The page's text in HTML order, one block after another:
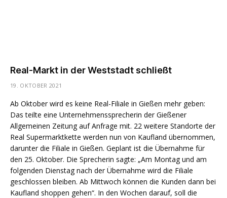
Real-Markt in der Weststadt schließt
19. OKTOBER 2021
Ab Oktober wird es keine Real-Filiale in Gießen mehr geben:
Das teilte eine Unternehmenssprecherin der Gießener
Allgemeinen Zeitung auf Anfrage mit. 22 weitere Standorte der
Real Supermarktkette werden nun von Kaufland übernommen,
darunter die Filiale in Gießen. Geplant ist die Übernahme für
den 25. Oktober. Die Sprecherin sagte: „Am Montag und am
folgenden Dienstag nach der Übernahme wird die Filiale
geschlossen bleiben. Ab Mittwoch können die Kunden dann bei
Kaufland shoppen gehen“. In den Wochen darauf, soll die